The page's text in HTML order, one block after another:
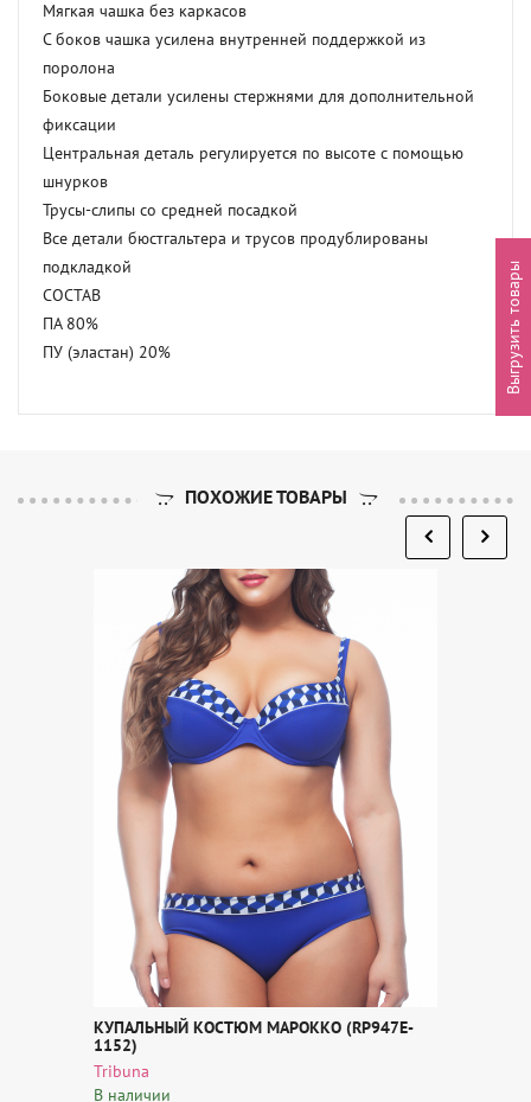
Мягкая чашка без каркасов
С боков чашка усилена внутренней поддержкой из
поролона
Боковые детали усилены стержнями для дополнительной
фиксации
Центральная деталь регулируется по высоте с помощью
шнурков
Трусы-слипы со средней посадкой
Все детали бюстгальтера и трусов продублированы
подкладкой
СОСТАВ
ПА 80%
ПУ (эластан) 20%
ПОХОЖИЕ ТОВАРЫ
КУПАЛЬНЫЙ КОСТЮМ МАРОККО (RP947E-
1152)
Tribuna
В наличии
Выгрузить товары